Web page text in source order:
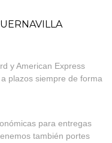
y American Express
plazos siempre de forma
para entregas
también portes